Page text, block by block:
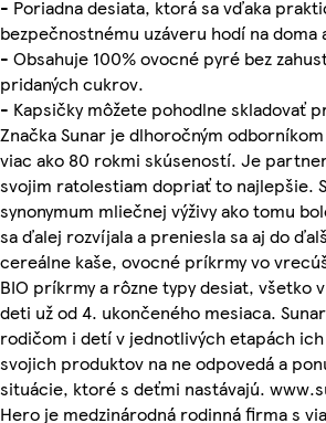
- Poriadna desiata, ktorá sa vďaka
bezpečnostnému uzáveru hodí na doma
- Obsahuje 100% ovocné pyré bez
pridaných cukrov.
- Kapsičky môžete pohodlne skladovať
Značka Sunar je dlhoročným
viac ako 80 rokmi skúseností. Je
svojim ratolestiam dopriať to najlepšie.
synonymum mliečnej výživy ako tomu
sa ďalej rozvíjala a preniesla sa aj do
cereálne kaše, ovocné príkrmy vo
BIO príkrmy a rôzne typy desiat, všetko
deti už od 4. ukončeného mesiaca.
rodičom i detí v jednotlivých etapách
svojich produktov na ne odpovedá a
situácie, ktoré s deťmi nastávajú.
Hero je medzinárodná rodinná firma s